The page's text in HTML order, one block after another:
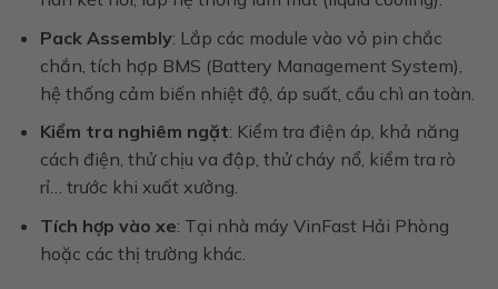
Pack Assembly: Lắp các module vào vỏ pin chắc
chắn, tích hợp BMS (Battery Management System),
hệ thống cảm biến nhiệt độ, áp suất, cầu chì an toàn.
Kiểm tra nghiêm ngặt: Kiểm tra điện áp, khả năng
cách điện, thử chịu va đập, thử cháy nổ, kiểm tra rò
rỉ… trước khi xuất xưởng.
Tích hợp vào xe: Tại nhà máy VinFast Hải Phòng
hoặc các thị trường khác.